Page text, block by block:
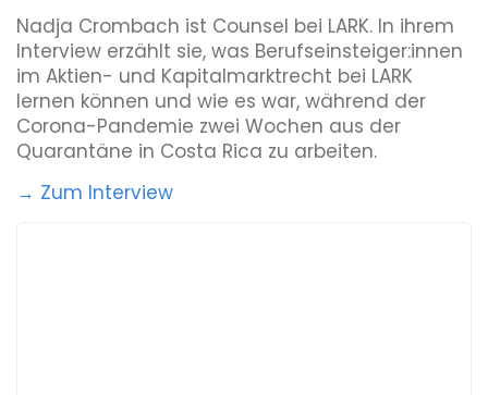
Nadja Crombach ist Counsel bei LARK. In ihrem
Interview erzählt sie, was Berufseinsteiger:innen
im Aktien- und Kapitalmarktrecht bei LARK
lernen können und wie es war, während der
Corona-Pandemie zwei Wochen aus der
Quarantäne in Costa Rica zu arbeiten.
→ Zum Interview